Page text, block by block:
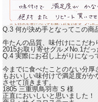
Q.3 何が決め手となってこの商
牛たんの品質、味付けにこだ
2015お取り寄せグルメNo.1だ
Q.4 実際にお召し上がりになっ
今までに食べたことのない分
もおいしい味付けで満足度がか
させて頂きます。
1805 三重県鳥羽市S様
正直においしいと思いました！